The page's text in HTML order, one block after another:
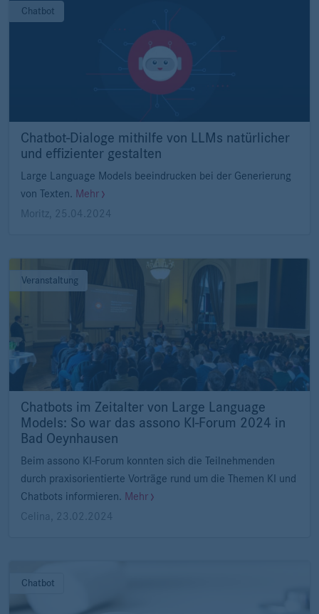
Chatbot
Chatbot-Dialoge mithilfe von LLMs natürlicher
und effizienter gestalten
Large Language Models beeindrucken bei der Generierung
von Texten. Mehr
Moritz
25.04.2024
Veranstaltung
Chatbots im Zeitalter von Large Language
Models: So war das assono KI-Forum 2024 in
Bad Oeynhausen
Beim assono KI-Forum konnten sich die Teilnehmenden
durch praxisorientierte Vorträge rund um die Themen KI und
Chatbots informieren. Mehr
Celina
23.02.2024
Chatbot